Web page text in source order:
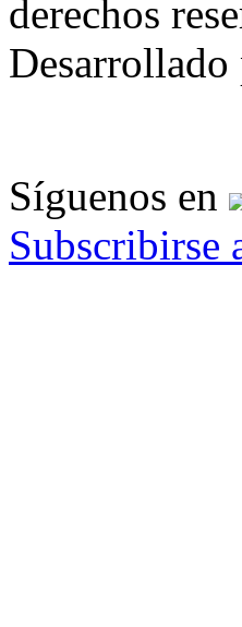
derechos
Desarrollado
Síguenos en
Subscribirse